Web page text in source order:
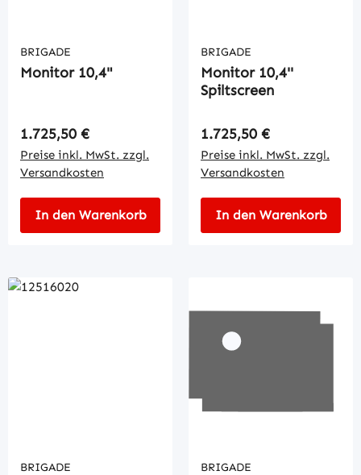
BRIGADE
Monitor 10,4"
Regulärer Preis:
1.725,50 €
Preise inkl. MwSt. zzgl.
Versandkosten
In den Warenkorb
BRIGADE
Monitor 10,4''
Spiltscreen
Regulärer Preis:
1.725,50 €
Preise inkl. MwSt. zzgl.
Versandkosten
In den Warenkorb
BRIGADE BRIGADE